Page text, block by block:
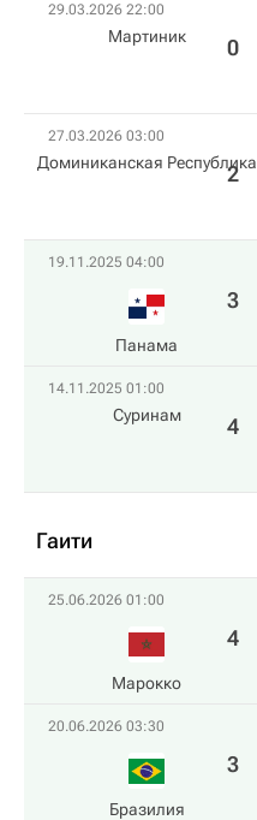
29.03.2026 22:00
Мартиник 0
27.03.2026 03:00
Доминиканская Республика
2
19.11.2025 04:00
Панама
3
14.11.2025 01:00
Суринам 4
Гаити
25.06.2026 01:00
Марокко
4
20.06.2026 03:30
Бразилия
3